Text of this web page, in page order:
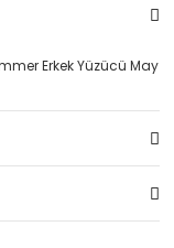
Erkek Yüzücü May